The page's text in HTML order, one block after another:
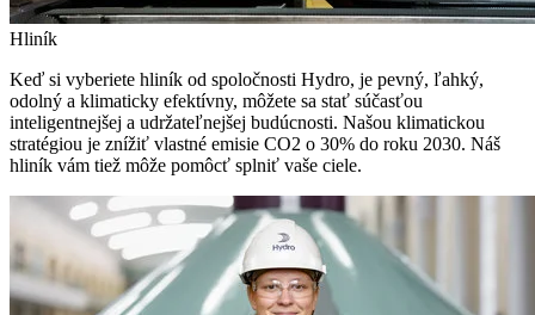
Hliník
Keď si vyberiete hliník od spoločnosti Hydro, je pevný, ľahký,
odolný a klimaticky efektívny, môžete sa stať súčasťou
inteligentnejšej a udržateľnejšej budúcnosti. Našou klimatickou
stratégiou je znížiť vlastné emisie CO2 o 30% do roku 2030. Náš
hliník vám tiež môže pomôcť splniť vaše ciele.